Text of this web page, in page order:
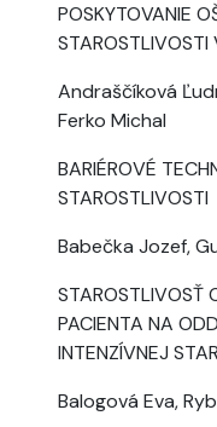
POSKYTOVANIE
STAROSTLIVOSTI
Andraščíková
Ferko Michal
BARIÉROVÉ
STAROSTLIVOSTI
Babečka Jozef,
STAROSTLIVOSŤ
PACIENTA NA
INTENZÍVNEJ
Balogová Eva,